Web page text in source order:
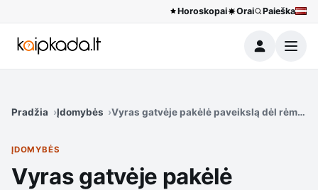
Horoskopai Orai Paieška
Meniu
Pradžia Įdomybės Vyras gatvėje pakėlė paveikslą dėl rėmo,
ĮDOMYBĖS
Vyras gatvėje pakėlė